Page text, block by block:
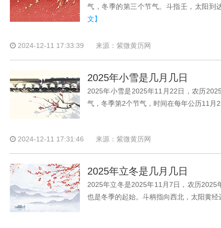
气，冬季的第三个节气。斗指壬，太阳
文】
2024-12-11 17:33:39 来源：紫微黄历网
2025年小雪是几月几日
2025年小雪是2025年11月22日，农历
气，冬季第2个节气，时间在每年公历11
2024-12-11 17:31:46 来源：紫微黄历网
2025年立冬是几月几日
2025年立冬是2025年11月7日，农历
也是冬季的起始。斗柄指向西北，太阳黄